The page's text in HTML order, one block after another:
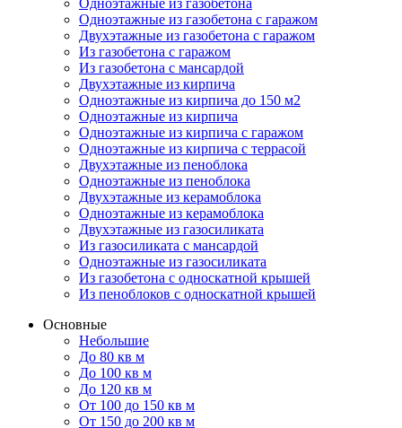
Одноэтажные из газобетона
Одноэтажные из газобетона с гаражом
Двухэтажные из газобетона с гаражом
Из газобетона с гаражом
Из газобетона с мансардой
Двухэтажные из кирпича
Одноэтажные из кирпича до 150 м2
Одноэтажные из кирпича
Одноэтажные из кирпича с гаражом
Одноэтажные из кирпича с террасой
Двухэтажные из пеноблока
Одноэтажные из пеноблока
Двухэтажные из керамоблока
Одноэтажные из керамоблока
Двухэтажные из газосиликата
Из газосиликата с мансардой
Одноэтажные из газосиликата
Из газобетона с односкатной крышей
Из пеноблоков с односкатной крышей
Основные
Небольшие
До 80 кв м
До 100 кв м
До 120 кв м
От 100 до 150 кв м
От 150 до 200 кв м